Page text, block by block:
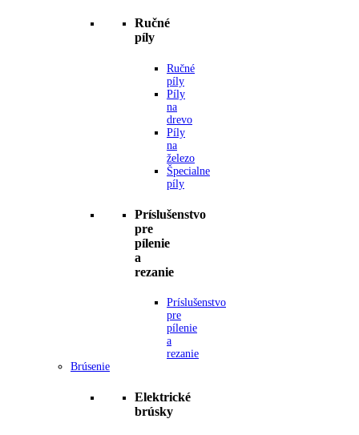
Ručné
píly
Ručné
píly
Píly
na
drevo
Píly
na
železo
Špecialne
píly
Príslušenstvo
pre
pílenie
a
rezanie
Príslušenstvo
pre
pílenie
a
rezanie
Brúsenie
Elektrické
brúsky